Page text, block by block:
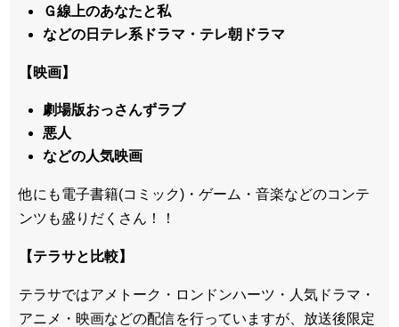
Ｇ線上のあなたと私
などの日テレ系ドラマ・テレ朝ドラマ
【映画】
劇場版おっさんずラブ
悪人
などの人気映画
他にも電子書籍(コミック)・ゲーム・音楽などのコンテ
ンツも盛りだくさん！！
【テラサと比較】
テラサではアメトーク・ロンドンハーツ・人気ドラマ・
アニメ・映画などの配信を行っていますが、放送後限定